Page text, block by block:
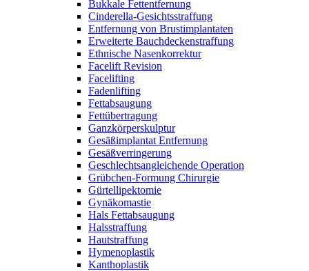
Bukkale Fettentfernung
Cinderella-Gesichtsstraffung
Entfernung von Brustimplantaten
Erweiterte Bauchdeckenstraffung
Ethnische Nasenkorrektur
Facelift Revision
Facelifting
Fadenlifting
Fettabsaugung
Fettübertragung
Ganzkörperskulptur
Gesäßimplantat Entfernung
Gesäßverringerung
Geschlechtsangleichende Operation
Grübchen-Formung Chirurgie
Gürtellipektomie
Gynäkomastie
Hals Fettabsaugung
Halsstraffung
Hautstraffung
Hymenoplastik
Kanthoplastik